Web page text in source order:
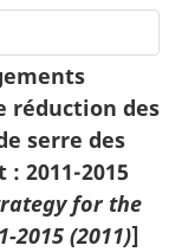
réduction des
serre des
2011-2015
for the
2015 (2011)]